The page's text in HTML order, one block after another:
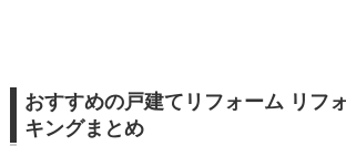
おすすめの戸建てリフォーム リフ
キングまとめ